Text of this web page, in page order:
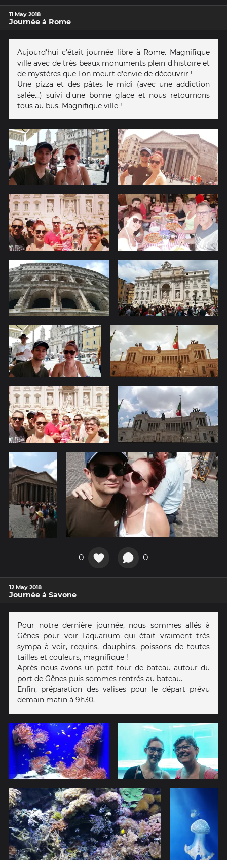
11 May 2018
Journée à Rome
Aujourd'hui c'était journée libre à Rome. Magnifique
ville avec de très beaux monuments plein d'histoire et
de mystères que l'on meurt d'envie de découvrir !
Une pizza et des pâtes le midi (avec une addiction
salée...) suivi d'une bonne glace et nous retournons
tous au bus. Magnifique ville !
0 0
12 May 2018
Journée à Savone
Pour notre dernière journée, nous sommes allés à
Gênes pour voir l'aquarium qui était vraiment très
sympa à voir, requins, dauphins, poissons de toutes
tailles et couleurs, magnifique !
Après nous avons un petit tour de bateau autour du
port de Gênes puis sommes rentrés au bateau.
Enfin, préparation des valises pour le départ prévu
demain matin à 9h30.